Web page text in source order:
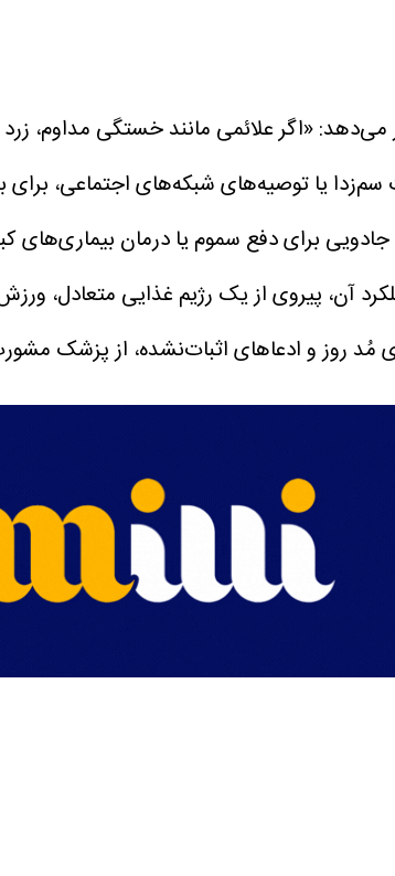
می‌دهد:«اگر علائمی مانند خستگی مداوم،
سم‌زدا یا توصیه‌های شبکه‌های اجتماعی،
برای دفع سموم یا درمان
آن، پیروی از یک رژیم غذایی متعادل،
مُد روز و ادعاهای اثبات‌نشده، از پزشک